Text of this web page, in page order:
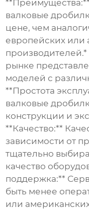
валковые
цене, чем
европейских или
рынке
моделей с
**Простота
валковые
конструкции и
**Качество:**
зависимости от
тщательно
качество
поддержка:**
быть менее
или